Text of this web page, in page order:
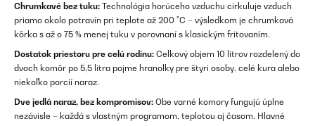
Chrumkavé bez tuku: Technológia horúceho vzduchu cirkuluje vzduch
priamo okolo potravín pri teplote až 200 °C – výsledkom je chrumkavá
kôrka s až o 75 % menej tuku v porovnaní s klasickým fritovaním.
Dostatok priestoru pre celú rodinu: Celkový objem 10 litrov rozdelený do
dvoch komôr po 5,5 litra pojme hranolky pre štyri osoby, celé kura alebo
niekoľko porcií naraz.
Dve jedlá naraz, bez kompromisov: Obe varné komory fungujú úplne
nezávisle – každá s vlastným programom, teplotou aj časom. Hlavné